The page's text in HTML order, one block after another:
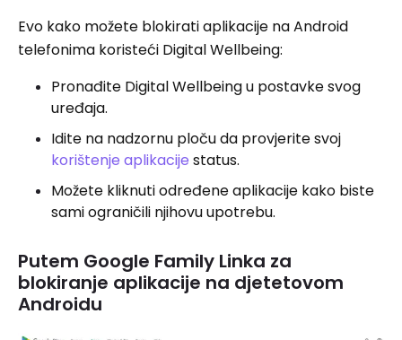
Evo kako možete blokirati aplikacije na Android
telefonima koristeći Digital Wellbeing:
Pronađite Digital Wellbeing u postavke svog
uređaja.
Idite na nadzornu ploču da provjerite svoj
korištenje aplikacije status.
Možete kliknuti određene aplikacije kako biste
sami ograničili njihovu upotrebu.
Putem Google Family Linka za
blokiranje aplikacije na djetetovom
Androidu